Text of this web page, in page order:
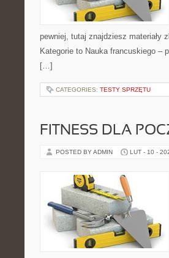
pewniej, tutaj znajdziesz materiały
Kategorie to Nauka francuskiego –
[…]
CATEGORIES: TESTY SPRZĘTU
FITNESS DLA
POSTED BY ADMIN LUT - 10 -